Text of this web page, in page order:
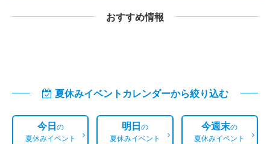
おすすめ情報
夏休みイベントカレンダーから絞り込む
今日の
夏休みイベント
明日の
夏休みイベント
今週末の
夏休みイベント